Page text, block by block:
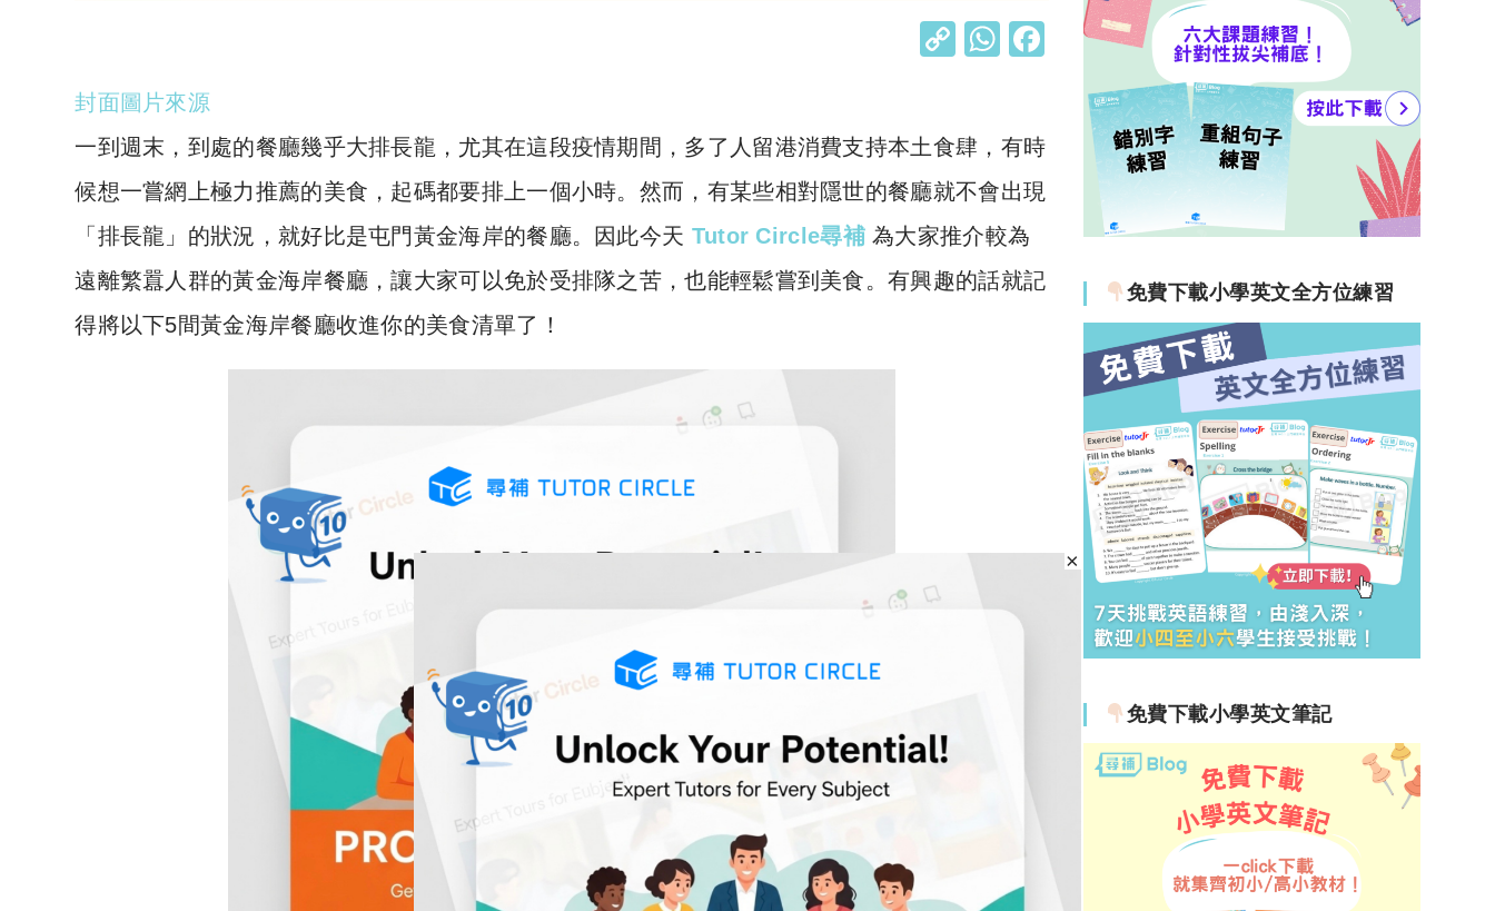
C
y
Li
n
k
W
s
A
p
p
封面圖片來源
一到週末，到處的餐廳幾乎大排長龍，尤其在這段疫情期間，多了人留港消費支持本土食肆，有時
候想一嘗網上極力推薦的美食，起碼都要排上一個小時。然而，有某些相對隱世的餐廳就不會出現
「排長龍」的狀況，就好比是屯門黃金海岸的餐廳。因此今天 Tutor Circle尋補為大家推介較為
遠離繁囂人群的黃金海岸餐廳，讓大家可以免於受排隊之苦，也能輕鬆嘗到美食。有興趣的話就記
得將以下5間黃金海岸餐廳收進你的美食清單了！
免費下載小學英文全方位練習
免費下載小學英文筆記